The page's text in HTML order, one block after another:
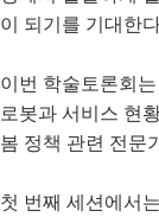
이 되기를 기대한
이번 학술토론회
로봇과 서비스 현
봄 정책 관련 전문
첫 번째 세션에서